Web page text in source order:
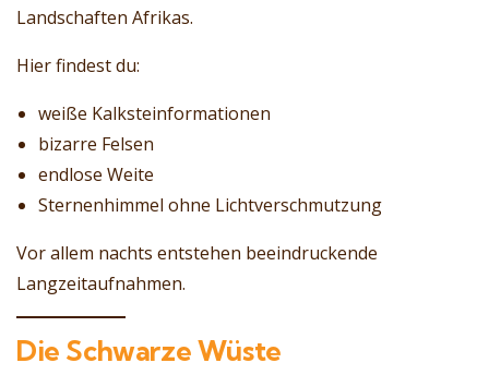
Landschaften Afrikas.
Hier findest du:
weiße Kalksteinformationen
bizarre Felsen
endlose Weite
Sternenhimmel ohne Lichtverschmutzung
Vor allem nachts entstehen beeindruckende
Langzeitaufnahmen.
Die Schwarze Wüste